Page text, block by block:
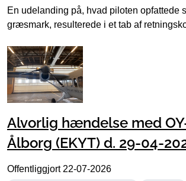
En udelanding på, hvad piloten opfattede
græsmark, resulterede i et tab af
Alvorlig hændelse med
Ålborg (EKYT) d. 29-04-
Offentliggjort 22-07-2026